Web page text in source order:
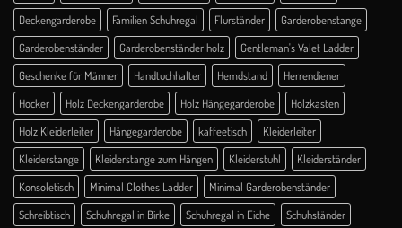
Deckengarderobe
Familien Schuhregal Flurständer
Garderobenstange
Garderobenständer
Garderobenständer holz
Gentleman's Valet Ladder
Geschenke für Männer
Handtuchhalter Hemdstand
Herrendiener
Hocker
Holz Deckengarderobe Holz Hängegarderobe
Holzkasten
Holz Kleiderleiter
Hängegarderobe kaffeetisch
Kleiderleiter
Kleiderstange
Kleiderstange zum Hängen Kleiderstuhl
Kleiderständer
Konsoletisch
Minimal Clothes Ladder
Minimal Garderobenständer
Schreibtisch
Schuhregal in Birke Schuhregal in Eiche
Schuhständer